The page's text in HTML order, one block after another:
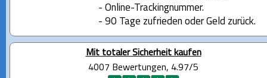
- Online-Trackingnummer.
- 90 Tage zufrieden oder Geld zurück.
Mit totaler Sicherheit kaufen
4007 Bewertungen, 4.97/5